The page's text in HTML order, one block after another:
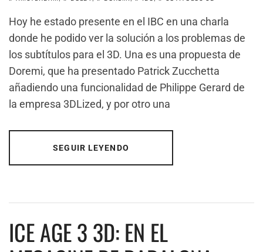
Hoy he estado presente en el IBC en una charla
donde he podido ver la solución a los problemas de
los subtítulos para el 3D. Una es una propuesta de
Doremi, que ha presentado Patrick Zucchetta
añadiendo una funcionalidad de Philippe Gerard de
la empresa 3DLized, y por otro una
SEGUIR LEYENDO
ICE AGE 3 3D: EN EL